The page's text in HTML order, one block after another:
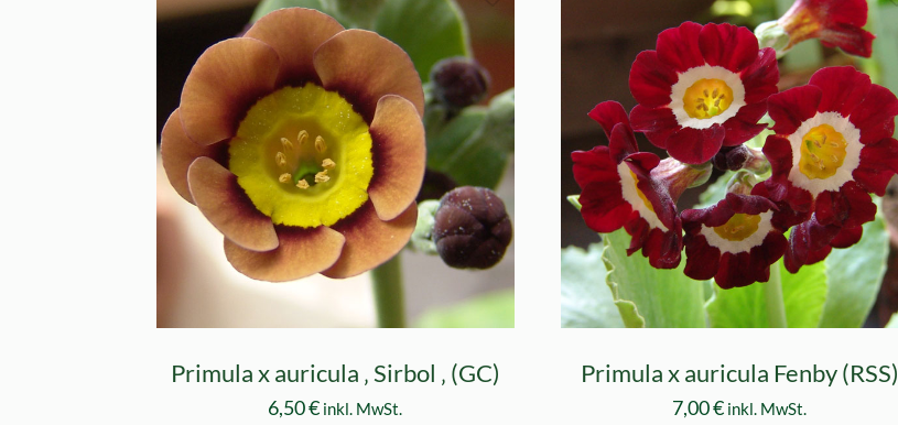
Primula x auricula ‚ Sirbol ‚ (GC)
6,50€ inkl. MwSt.
Primula x auricula Fenby (RSS)
7,00€ inkl. MwSt.